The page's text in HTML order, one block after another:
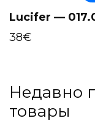
Lucifer —
38€
Недавно
товары